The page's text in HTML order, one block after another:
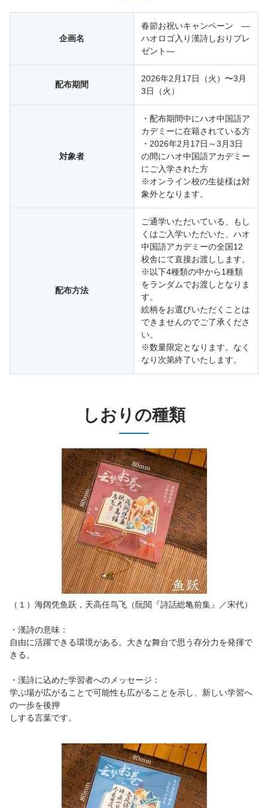
企画名
春節お祝いキャンペーン —
ハオロゴ入り漢詩しおりプレ
ゼント—
配布期間
2026年2月17日（火）〜3月
3日（火）
対象者
・配布期間中にハオ中国語ア
カデミーに在籍されている方
・2026年2月17日～3月3日
の間にハオ中国語アカデミー
にご入学された方
※オンライン校の生徒様は対
象外となります。
配布方法
ご通学いただいている、もし
くはご入学いただいた、ハオ
中国語アカデミーの全国12
校舎にて直接お渡しします。
※以下4種類の中から1種類
をランダムでお渡しとなりま
す。
絵柄をお選びいただくことは
できませんのでご了承くださ
い。
※数量限定となります。なく
なり次第終了いたします。
しおりの種類
（１）海阔凭鱼跃，天高任鸟飞（阮閲『詩話総亀前集』／宋代）
・漢詩の意味：
自由に活躍できる環境がある。大きな舞台で思う存分力を発揮で
きる。
・漢詩に込めた学習者へのメッセージ：
学ぶ場が広がることで可能性も広がることを示し、新しい学習へ
の一歩を後押
しする言葉です。